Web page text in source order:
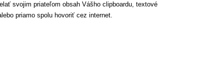
svojim priateľom obsah Vášho clipboardu, textové
priamo spolu hovoriť cez internet.